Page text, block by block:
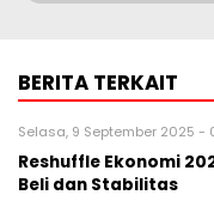
BERITA TERKAIT
Selasa, 9 September 2025 -
Reshuffle Ekonomi
Beli dan Stabilitas